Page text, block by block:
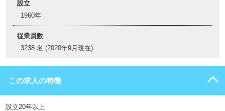
設立
1960年
従業員数
3238 名 (2020年9月現在)
この求人の特徴
設立20年以上